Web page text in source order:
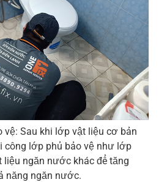
vệ: Sau khi lớp vật liệu cơ bản
công lớp phủ bảo vệ như lớp
liệu ngăn nước khác để tăng
năng ngăn nước.